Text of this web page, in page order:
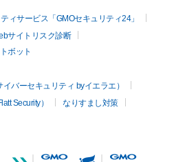
ィサービス「GMOセキュリティ24」
サイトリスク診断
ボット
バーセキュリティ byイエラエ）
Security）
なりすまし対策